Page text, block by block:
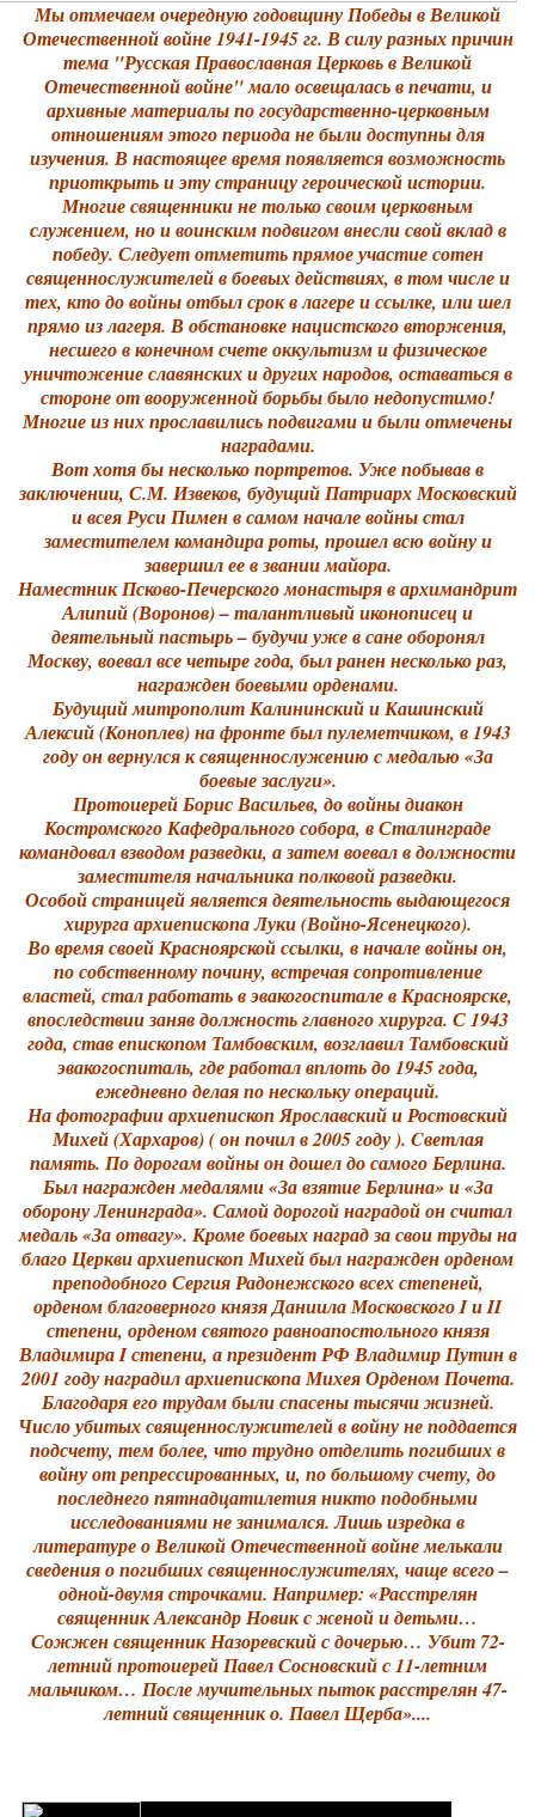
Мы отмечаем очередную годовщину Победы в Великой
Отечественной войне 1941-1945 гг. В силу разных причин
тема "Русская Православная Церковь в Великой
Отечественной войне" мало освещалась в печати, и
архивные материалы по государственно-церковным
отношениям этого периода не были доступны для
изучения. В настоящее время появляется возможность
приоткрыть и эту страницу героической истории.
Многие священники не только своим церковным
служением, но и воинским подвигом внесли свой вклад в
победу. Следует отметить прямое участие сотен
священнослужителей в боевых действиях, в том числе и
тех, кто до войны отбыл срок в лагере и ссылке, или шел
прямо из лагеря. В обстановке нацистского вторжения,
несшего в конечном счете оккультизм и физическое
уничтожение славянских и других народов, оставаться в
стороне от вооруженной борьбы было недопустимо!
Многие из них прославились подвигами и были отмечены
наградами.
Вот хотя бы несколько портретов. Уже побывав в
заключении, С.М. Извеков, будущий Патриарх Московский
и всея Руси Пимен в самом начале войны стал
заместителем командира роты, прошел всю войну и
завершил ее в звании майора.
Наместник Псково-Печерского монастыря в архимандрит
Алипий (Воронов) – талантливый иконописец и
деятельный пастырь – будучи уже в сане оборонял
Москву, воевал все четыре года, был ранен несколько раз,
награжден боевыми орденами.
Будущий митрополит Калининский и Кашинский
Алексий (Коноплев) на фронте был пулеметчиком, в 1943
году он вернулся к священнослужению с медалью «За
боевые заслуги».
Протоиерей Борис Васильев, до войны диакон
Костромского Кафедрального собора, в Сталинграде
командовал взводом разведки, а затем воевал в должности
заместителя начальника полковой разведки.
Особой страницей является деятельность выдающегося
хирурга архиепископа Луки (Войно-Ясенецкого).
Во время своей Красноярской ссылки, в начале войны он,
по собственному почину, встречая сопротивление
властей, стал работать в эвакогоспитале в Красноярске,
впоследствии заняв должность главного хирурга. С 1943
года, став епископом Тамбовским, возглавил Тамбовский
эвакогоспиталь, где работал вплоть до 1945 года,
ежедневно делая по нескольку операций.
На фотографии архиепископ Ярославский и Ростовский
Михей (Хархаров) ( он почил в 2005 году ). Cветлая
память. По дорогам войны он дошел до самого Берлина.
Был награжден медалями «За взятие Берлина» и «За
оборону Ленинграда». Самой дорогой наградой он считал
медаль «За отвагу». Кроме боевых наград за свои труды на
благо Церкви архиепископ Михей был награжден орденом
преподобного Сергия Радонежского всех степеней,
орденом благоверного князя Даниила Московского I и II
степени, орденом святого равноапостольного князя
Владимира I степени, а президент РФ Владимир Путин в
2001 году наградил архиепископа Михея Орденом Почета.
Благодаря его трудам были спасены тысячи жизней.
Число убитых священнослужителей в войну не поддается
подсчету, тем более, что трудно отделить погибших в
войну от репрессированных, и, по большому счету, до
последнего пятнадцатилетия никто подобными
исследованиями не занимался. Лишь изредка в
литературе о Великой Отечественной войне мелькали
сведения о погибших священнослужителях, чаще всего –
одной-двумя строчками. Например: «Расстрелян
священник Александр Новик с женой и детьми…
Сожжен священник Назоревский с дочерью… Убит 72-
летний протоиерей Павел Сосновский с 11-летним
мальчиком… После мучительных пыток расстрелян 47-
летний священник о. Павел Щерба»....